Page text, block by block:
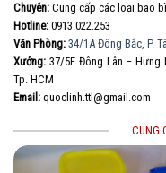
Chuyên: Cung cấp các loại bao
Hotline: 0913.022.253
Văn Phòng: 34/1A Đông Bắc, P.
Xưởng: 37/5F Đông Lân – Hưng
Tp. HCM
Email: quoclinh.ttl@gmail.com
CUNG